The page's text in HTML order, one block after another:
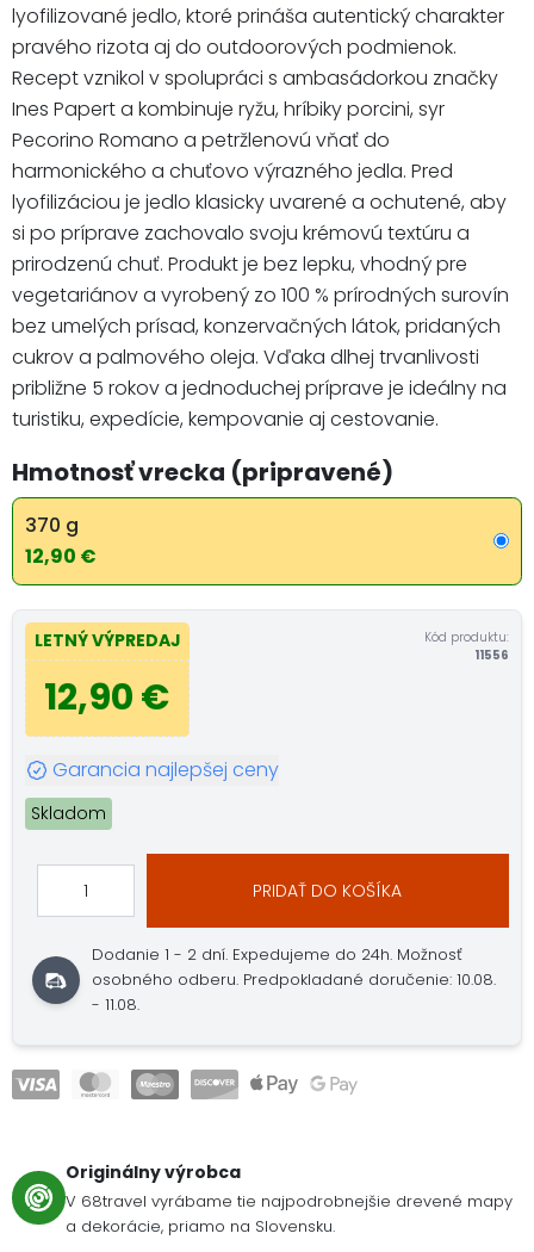
lyofilizované jedlo, ktoré prináša autentický charakter
pravého rizota aj do outdoorových podmienok.
Recept vznikol v spolupráci s ambasádorkou značky
Ines Papert a kombinuje ryžu, hríbiky porcini, syr
Pecorino Romano a petržlenovú vňať do
harmonického a chuťovo výrazného jedla. Pred
lyofilizáciou je jedlo klasicky uvarené a ochutené, aby
si po príprave zachovalo svoju krémovú textúru a
prirodzenú chuť. Produkt je bez lepku, vhodný pre
vegetariánov a vyrobený zo 100 % prírodných surovín
bez umelých prísad, konzervačných látok, pridaných
cukrov a palmového oleja. Vďaka dlhej trvanlivosti
približne 5 rokov a jednoduchej príprave je ideálny na
turistiku, expedície, kempovanie aj cestovanie.
Hmotnosť vrecka (pripravené)
370 g
12,90 €
LETNÝ VÝPREDAJ
12,90 €
Kód produktu:
11556
Garancia najlepšej ceny
Skladom
PRIDAŤ DO KOŠÍKA
Dodanie 1 - 2 dní. Expedujeme do 24h. Možnosť
osobného odberu. Predpokladané doručenie: 10.08.
- 11.08.
Originálny výrobca
V 68travel vyrábame tie najpodrobnejšie drevené mapy
a dekorácie, priamo na Slovensku.